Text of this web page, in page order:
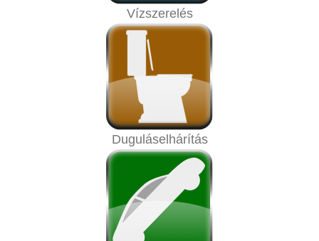
Vízszerelés
Duguláselhárítás